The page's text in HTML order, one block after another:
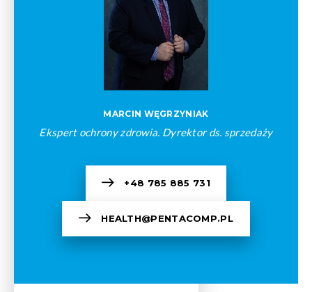
MARCIN WĘGRZYNIAK
Ekspert ochrony zdrowia. Dyrektor ds. sprzedaży
+48 785 885 731
HEALTH@PENTACOMP.PL